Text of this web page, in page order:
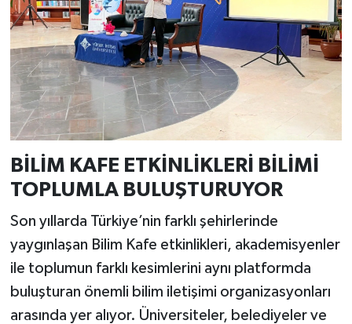
BİLİM KAFE ETKİNLİKLERİ BİLİMİ
TOPLUMLA BULUŞTURUYOR
Son yıllarda Türkiye’nin farklı şehirlerinde
yaygınlaşan Bilim Kafe etkinlikleri, akademisyenler
ile toplumun farklı kesimlerini aynı platformda
buluşturan önemli bilim iletişimi organizasyonları
arasında yer alıyor. Üniversiteler, belediyeler ve